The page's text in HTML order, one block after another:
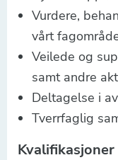
Vurdere,
vårt
Veilede og
samt andre
Deltagelse i
Tverrfaglig
Kvalifikasjoner